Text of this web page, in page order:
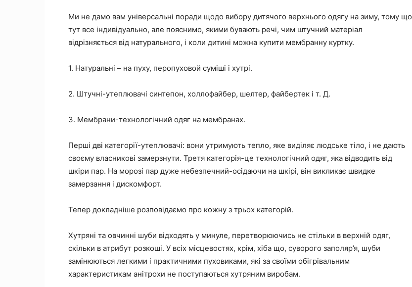
Ми не дамо вам універсальні поради щодо вибору дитячого верхнього одягу на зиму, тому що
тут все індивідуально, але пояснимо, якими бувають речі, чим штучний матеріал
відрізняється від натурального, і коли дитині можна купити мембранну куртку.
1. Натуральні – на пуху, перопуховой суміші і хутрі.
2. Штучні-утеплювачі синтепон, холлофайбер, шелтер, файбертек і т. Д.
3. Мембрани-технологічний одяг на мембранах.
Перші дві категорії-утеплювачі: вони утримують тепло, яке виділяє людське тіло, і не дають
своєму власникові замерзнути. Третя категорія-це технологічний одяг, яка відводить від
шкіри пар. На морозі пар дуже небезпечний-осідаючи на шкірі, він викликає швидке
замерзання і дискомфорт.
Тепер докладніше розповідаємо про кожну з трьох категорій.
Хутряні та овчинні шуби відходять у минуле, перетворюючись не стільки в верхній одяг,
скільки в атрибут розкоші. У всіх місцевостях, крім, хіба що, суворого заполяр’я, шуби
замінюються легкими і практичними пуховиками, які за своїми обігрівальним
характеристикам анітрохи не поступаються хутряним виробам.